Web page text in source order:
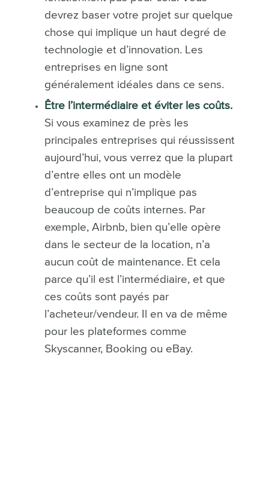
devrez baser votre projet sur quelque
chose qui implique un haut degré de
technologie et d’innovation. Les
entreprises en ligne sont
généralement idéales dans ce sens.
Être l’intermédiaire et éviter les coûts.
Si vous examinez de près les
principales entreprises qui réussissent
aujourd’hui, vous verrez que la plupart
d’entre elles ont un modèle
d’entreprise qui n’implique pas
beaucoup de coûts internes. Par
exemple, Airbnb, bien qu’elle opère
dans le secteur de la location, n’a
aucun coût de maintenance. Et cela
parce qu’il est l’intermédiaire, et que
ces coûts sont payés par
l’acheteur/vendeur. Il en va de même
pour les plateformes comme
Skyscanner, Booking ou eBay.